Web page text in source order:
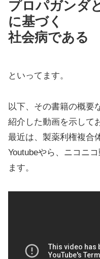
プロパガンダ
に基づく
社会病である
といってます。
以下、その書籍の概要
紹介した動画を示して
最近は、製薬利権複合
Youtubeやら、ニコニ
ます。